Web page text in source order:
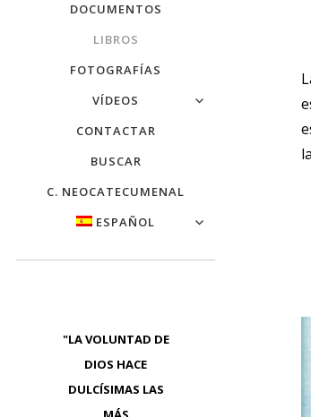
DOCUMENTOS
LIBROS
FOTOGRAFÍAS
VÍDEOS
CONTACTAR
BUSCAR
C. NEOCATECUMENAL
ESPAÑOL
"LA VOLUNTAD DE
DIOS HACE
DULCÍSIMAS LAS